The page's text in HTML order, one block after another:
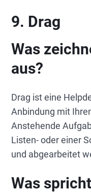
9. Drag
Was
aus?
Drag ist eine
Anbindung mit
Anstehende
Listen- oder einer
und abgearbeitet
Was